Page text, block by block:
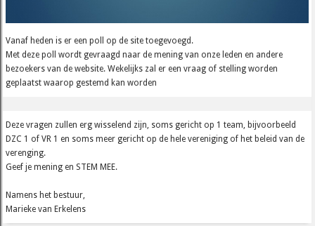
Vanaf heden is er een poll op de site toegevoegd.
Met deze poll wordt gevraagd naar de mening van onze leden en andere
bezoekers van de website. Wekelijks zal er een vraag of stelling worden
geplaatst waarop gestemd kan worden
Deze vragen zullen erg wisselend zijn, soms gericht op 1 team, bijvoorbeeld
DZC 1 of VR 1 en soms meer gericht op de hele vereniging of het beleid van de
verenging.
Geef je mening en STEM MEE.
Namens het bestuur,
Marieke van Erkelens